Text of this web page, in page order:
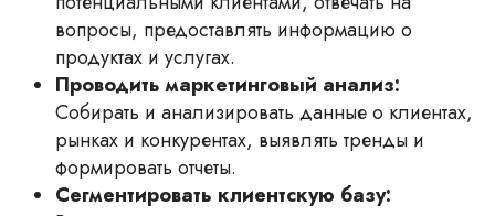
вопросы, предоставлять информацию о
продуктах и услугах.
Проводить маркетинговый анализ:
Собирать и анализировать данные о клиентах,
рынках и конкурентах, выявлять тренды и
формировать отчеты.
Сегментировать клиентскую базу: